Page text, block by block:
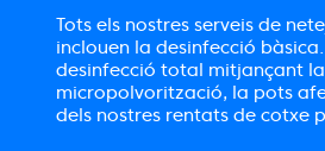
Tots els nostres serveis de
inclouen la desinfecció
desinfecció total mitjançant la
micropolvorització, la pots
dels nostres rentats de cotxe